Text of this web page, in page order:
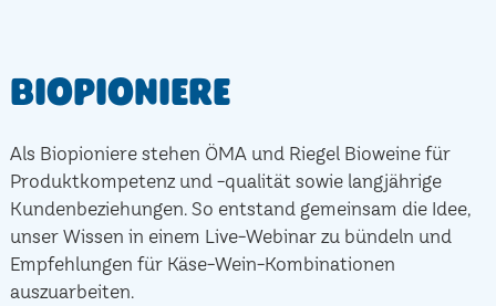
Biopioniere
Als Biopioniere stehen ÖMA und Riegel Bioweine für
Produktkompetenz und -qualität sowie langjährige
Kundenbeziehungen. So entstand gemeinsam die Idee,
unser Wissen in einem Live-Webinar zu bündeln und
Empfehlungen für Käse-Wein-Kombinationen
auszuarbeiten.